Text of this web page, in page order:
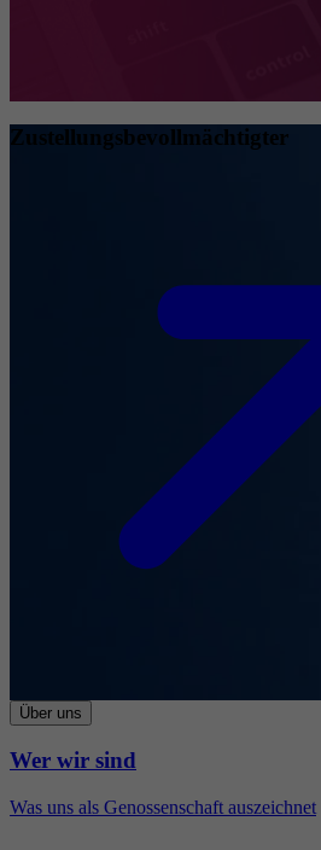
Zustellungsbevollmächtigter
Über uns
Wer wir sind
Was uns als Genossenschaft auszeichnet